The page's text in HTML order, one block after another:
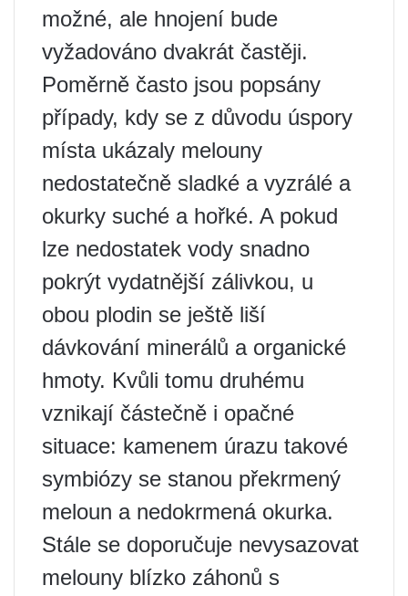
možné, ale hnojení bude
vyžadováno dvakrát častěji.
Poměrně často jsou popsány
případy, kdy se z důvodu úspory
místa ukázaly melouny
nedostatečně sladké a vyzrálé a
okurky suché a hořké. A pokud
lze nedostatek vody snadno
pokrýt vydatnější zálivkou, u
obou plodin se ještě liší
dávkování minerálů a organické
hmoty. Kvůli tomu druhému
vznikají částečně i opačné
situace: kamenem úrazu takové
symbiózy se stanou překrmený
meloun a nedokrmená okurka.
Stále se doporučuje nevysazovat
melouny blízko záhonů s